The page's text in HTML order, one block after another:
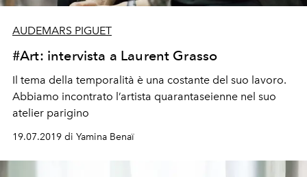
AUDEMARS PIGUET
#Art: intervista a Laurent Grasso
Il tema della temporalità è una costante del suo lavoro.
Abbiamo incontrato l’artista quarantaseienne nel suo
atelier parigino
19.07.2019 di Yamina Benaï